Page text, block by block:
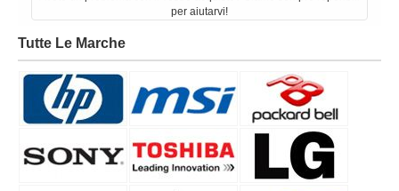
per aiutarvi!
Tutte Le Marche